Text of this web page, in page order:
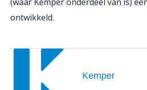
(waar Kemper onderdeel van is)
ontwikkeld.
Kemper